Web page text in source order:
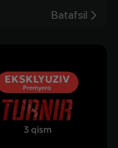
Batafsil